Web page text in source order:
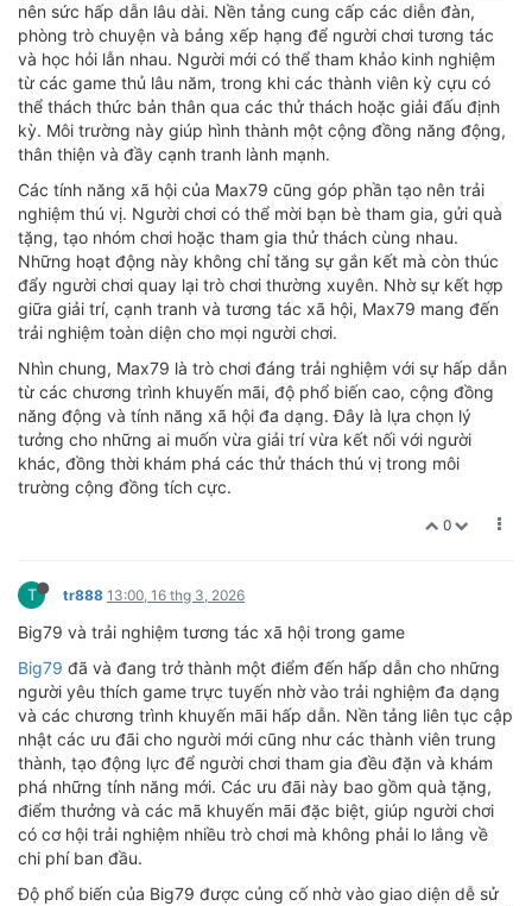
nên sức hấp dẫn lâu dài. Nền tảng cung cấp các diễn đàn,
phòng trò chuyện và bảng xếp hạng để người chơi tương tác
và học hỏi lẫn nhau. Người mới có thể tham khảo kinh nghiệm
từ các game thủ lâu năm, trong khi các thành viên kỳ cựu có
thể thách thức bản thân qua các thử thách hoặc giải đấu định
kỳ. Môi trường này giúp hình thành một cộng đồng năng động,
thân thiện và đầy cạnh tranh lành mạnh.
Các tính năng xã hội của Max79 cũng góp phần tạo nên trải
nghiệm thú vị. Người chơi có thể mời bạn bè tham gia, gửi quà
tặng, tạo nhóm chơi hoặc tham gia thử thách cùng nhau.
Những hoạt động này không chỉ tăng sự gắn kết mà còn thúc
đẩy người chơi quay lại trò chơi thường xuyên. Nhờ sự kết hợp
giữa giải trí, cạnh tranh và tương tác xã hội, Max79 mang đến
trải nghiệm toàn diện cho mọi người chơi.
Nhìn chung, Max79 là trò chơi đáng trải nghiệm với sự hấp dẫn
từ các chương trình khuyến mãi, độ phổ biến cao, cộng đồng
năng động và tính năng xã hội đa dạng. Đây là lựa chọn lý
tưởng cho những ai muốn vừa giải trí vừa kết nối với người
khác, đồng thời khám phá các thử thách thú vị trong môi
trường cộng đồng tích cực.
0
T tr888 13:00, 16 thg 3, 2026
Big79 và trải nghiệm tương tác xã hội trong game
Big79 đã và đang trở thành một điểm đến hấp dẫn cho những
người yêu thích game trực tuyến nhờ vào trải nghiệm đa dạng
và các chương trình khuyến mãi hấp dẫn. Nền tảng liên tục cập
nhật các ưu đãi cho người mới cũng như các thành viên trung
thành, tạo động lực để người chơi tham gia đều đặn và khám
phá những tính năng mới. Các ưu đãi này bao gồm quà tặng,
điểm thưởng và các mã khuyến mãi đặc biệt, giúp người chơi
có cơ hội trải nghiệm nhiều trò chơi mà không phải lo lắng về
chi phí ban đầu.
Độ phổ biến của Big79 được củng cố nhờ vào giao diện dễ sử